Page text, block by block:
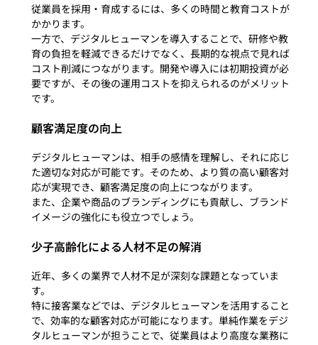
従業員を採用・育成するには、多くの時間と教育コストが
かかります。
一方で、デジタルヒューマンを導入することで、研修や教
育の負担を軽減できるだけでなく、長期的な視点で見れば
コスト削減につながります。開発や導入には初期投資が必
要ですが、その後の運用コストを抑えられるのがメリット
顧客満足度の向上
デジタルヒューマンは、相手の感情を理解し、それに応じ
た適切な対応が可能です。そのため、より質の高い顧客対
応が実現でき、顧客満足度の向上につながります。
また、企業や商品のブランディングにも貢献し、ブランド
少子高齢化による人材不足の解消
近年、多くの業界で人材不足が深刻な課題となっていま
す。
特に接客業などでは、デジタルヒューマンを活用すること
で、効率的な顧客対応が可能になります。単純作業をデジ
タルヒューマンが担うことで、従業員はより高度な業務に